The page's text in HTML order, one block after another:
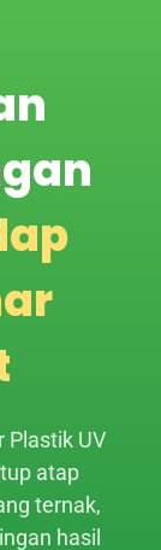
Plastik UV
atap
ternak,
hasil